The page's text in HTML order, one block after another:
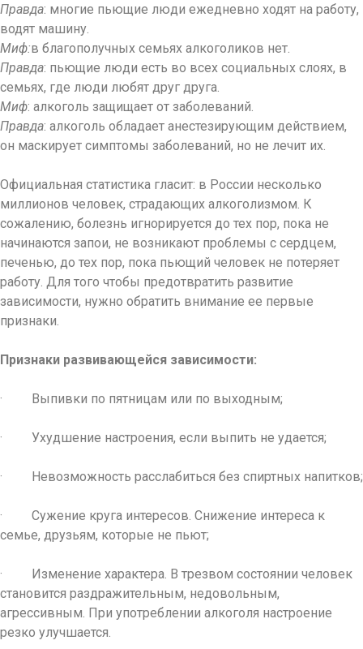
Правда: многие пьющие люди ежедневно ходят на работу,
водят машину.
Миф:в благополучных семьях алкоголиков нет.
Правда: пьющие люди есть во всех социальных слоях, в
семьях, где люди любят друг друга.
Миф: алкоголь защищает от заболеваний.
Правда: алкоголь обладает анестезирующим действием,
он маскирует симптомы заболеваний, но не лечит их.
Официальная статистика гласит: в России несколько
миллионов человек, страдающих алкоголизмом. К
сожалению, болезнь игнорируется до тех пор, пока не
начинаются запои, не возникают проблемы с сердцем,
печенью, до тех пор, пока пьющий человек не потеряет
работу. Для того чтобы предотвратить развитие
зависимости, нужно обратить внимание ее первые
признаки.
Признаки развивающейся зависимости:
· Выпивки по пятницам или по выходным;
· Ухудшение настроения, если выпить не удается;
· Невозможность расслабиться без спиртных напитков;
· Сужение круга интересов. Снижение интереса к
семье, друзьям, которые не пьют;
· Изменение характера. В трезвом состоянии человек
становится раздражительным, недовольным,
агрессивным. При употреблении алкоголя настроение
резко улучшается.